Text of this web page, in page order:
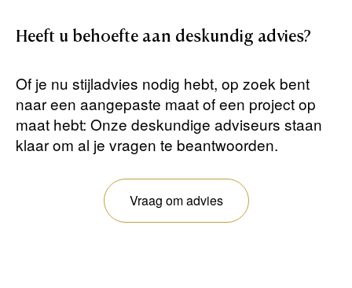
Heeft u behoefte aan deskundig advies?
Of je nu stijladvies nodig hebt, op zoek bent
naar een aangepaste maat of een project op
maat hebt: Onze deskundige adviseurs staan ​​
klaar om al je vragen te beantwoorden.
Vraag om advies